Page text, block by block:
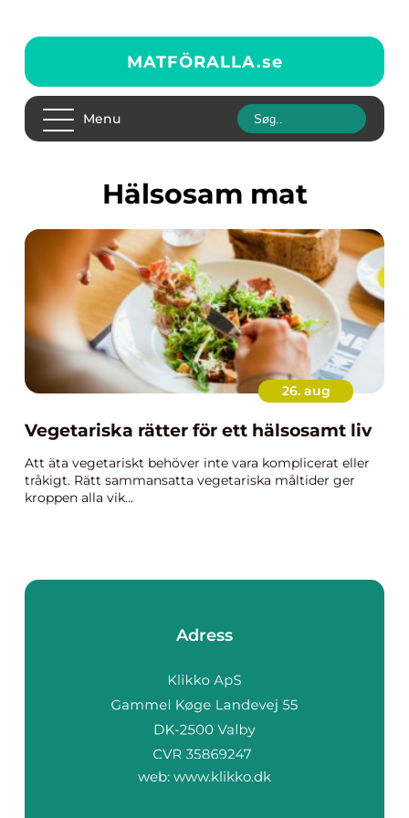
MATFÖRALLA.se
Menu
Hälsosam mat
26. aug
Vegetariska rätter för ett hälsosamt liv
Att äta vegetariskt behöver inte vara komplicerat eller
tråkigt. Rätt sammansatta vegetariska måltider ger
kroppen alla vik...
Adress
web: www.klikko.dk